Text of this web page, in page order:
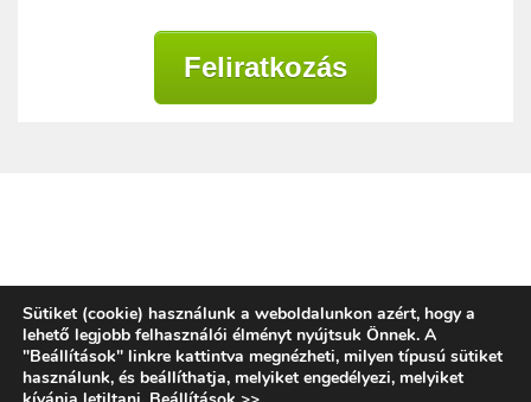
Feliratkozás
Copyright © 2020 | Alkalmazott Oktatástan
Sütiket (cookie) használunk a weboldalunkon azért, hogy a
lehető legjobb felhasználói élményt nyújtsuk Önnek. A
"Beállítások" linkre kattintva megnézheti, milyen típusú sütiket
használunk, és beállíthatja, melyiket engedélyezi, melyiket